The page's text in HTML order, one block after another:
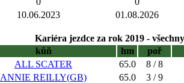
10.06.2023 01.08.2026
Kariéra jezdce za rok 2019 -
kůň hm poř
ALL SCATER 65.0 8 / 8
ANNIE REILLY(GB) 65.0 3 / 9